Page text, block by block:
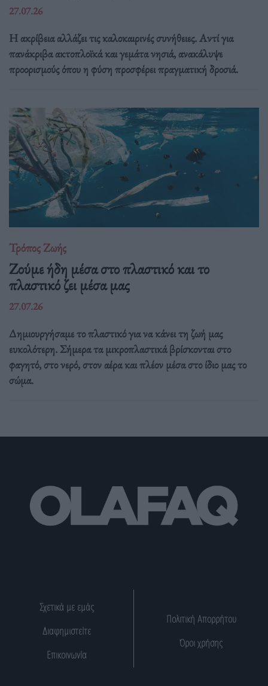
27.07.26
Η ακρίβεια αλλάζει τις καλοκαιρινές συνήθειες. Αντί για
πανάκριβα ακτοπλοϊκά και γεμάτα νησιά, ανακάλυψε
προορισμούς όπου η φύση προσφέρει πραγματική δροσιά.
Τρόπος Ζωής
Ζούμε ήδη μέσα στο πλαστικό και το
πλαστικό ζει μέσα μας
27.07.26
Δημιουργήσαμε το πλαστικό για να κάνει τη ζωή μας
ευκολότερη. Σήμερα τα μικροπλαστικά βρίσκονται στο
φαγητό, στο νερό, στον αέρα και πλέον μέσα στο ίδιο μας το
σώμα.
Σχετικά με εμάς
Διαφημιστείτε
Επικοινωνία
Πολιτική Απορρήτου
Όροι χρήσης